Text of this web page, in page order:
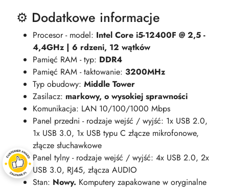
⚙️ Dodatkowe informacje
Procesor - model: Intel Core i5-12400F @ 2,5 -
4,4GHz | 6 rdzeni, 12 wątków
Pamięć RAM - typ: DDR4
Pamięć RAM - taktowanie: 3200MHz
Typ obudowy: Middle Tower
Zasilacz: markowy, o wysokiej sprawności
Komunikacja: LAN 10/100/1000 Mbps
Panel przedni - rodzaje wejść / wyjść: 1x USB 2.0,
1x USB 3.0, 1x USB typu C złącze mikrofonowe,
złącze słuchawkowe
Panel tylny - rodzaje wejść / wyjść: 4x USB 2.0, 2x
USB 3.0, RJ45, złącza AUDIO
Stan: Nowy. Komputery zapakowane w oryginalne